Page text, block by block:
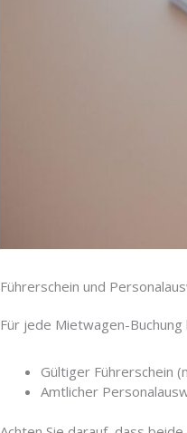
Führerschein und
Für jede Mietwagen-
Gültiger Führerschein
Amtlicher